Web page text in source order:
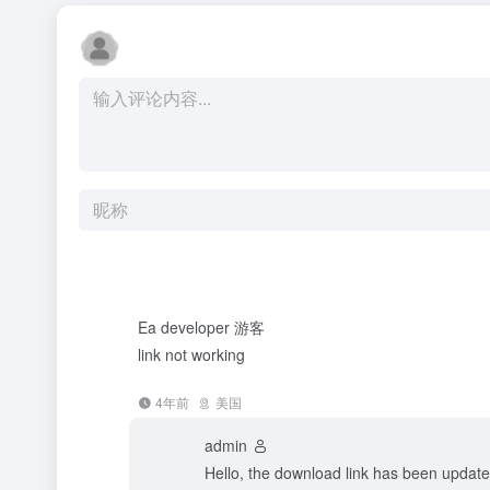
Ea developer 游客
link not working
4年前 美国
admin
Hello, the download link has been